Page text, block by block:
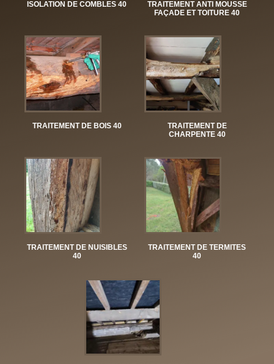
ISOLATION DE COMBLES 40
TRAITEMENT ANTI MOUSSE
FAÇADE ET TOITURE 40
TRAITEMENT DE BOIS 40
TRAITEMENT DE
CHARPENTE 40
TRAITEMENT DE NUISIBLES
40
TRAITEMENT DE TERMITES
40